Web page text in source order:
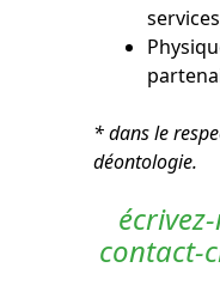
* dans le
déontologie.
contact-